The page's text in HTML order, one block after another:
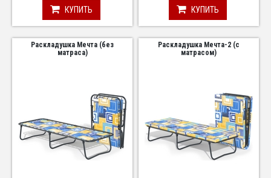
КУПИТЬ КУПИТЬ
Раскладушка Мечта (без
матраса)
Раскладушка Мечта-2 (с
матрасом)